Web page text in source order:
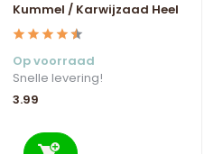
Kummel / Karwijzaad Heel
Op voorraad
Snelle levering!
3.99